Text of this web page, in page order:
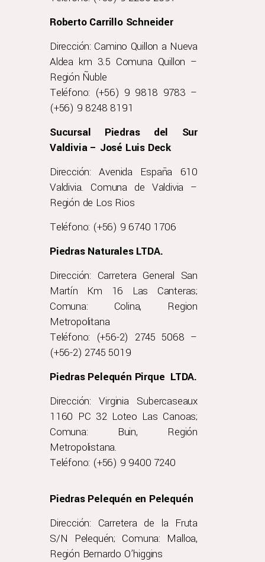
Roberto Carrillo Schneider
Dirección: Camino Quillon a Nueva
Aldea km 3.5 Comuna Quillon –
Región Ñuble
Teléfono: (+56) 9 9818 9783 –
(+56) 9 8248 8191
Sucursal Piedras del Sur
Valdivia – José Luis Deck
Dirección: Avenida España 610
Valdivia. Comuna de Valdivia –
Región de Los Rios
Teléfono: (+56) 9 6740 1706
Piedras Naturales LTDA.
Dirección: Carretera General San
Martín Km 16 Las Canteras;
Comuna: Colina, Region
Metropolitana
Teléfono: (+56-2) 2745 5068 –
(+56-2) 2745 5019
Piedras Pelequén Pirque LTDA.
Dirección: Virginia Subercaseaux
1160 PC 32 Loteo Las Canoas;
Comuna: Buin, Región
Metropolistana.
Teléfono: (+56) 9 9400 7240
Piedras Pelequén en Pelequén
Dirección: Carretera de la Fruta
S/N Pelequén; Comuna: Malloa,
Región Bernardo O’higgins